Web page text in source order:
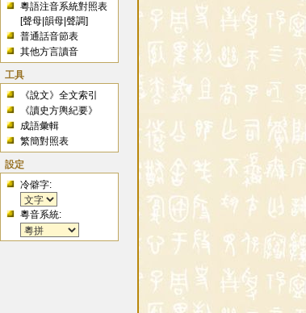
粵語注音系統對照表
[聲母 |韻母 |聲調]
普通話音節表
其他方言讀音
工具
《說文》全文索引
《讀史方輿紀要》
成語彙輯
繁簡對照表
設定
冷僻字:
粵音系統: